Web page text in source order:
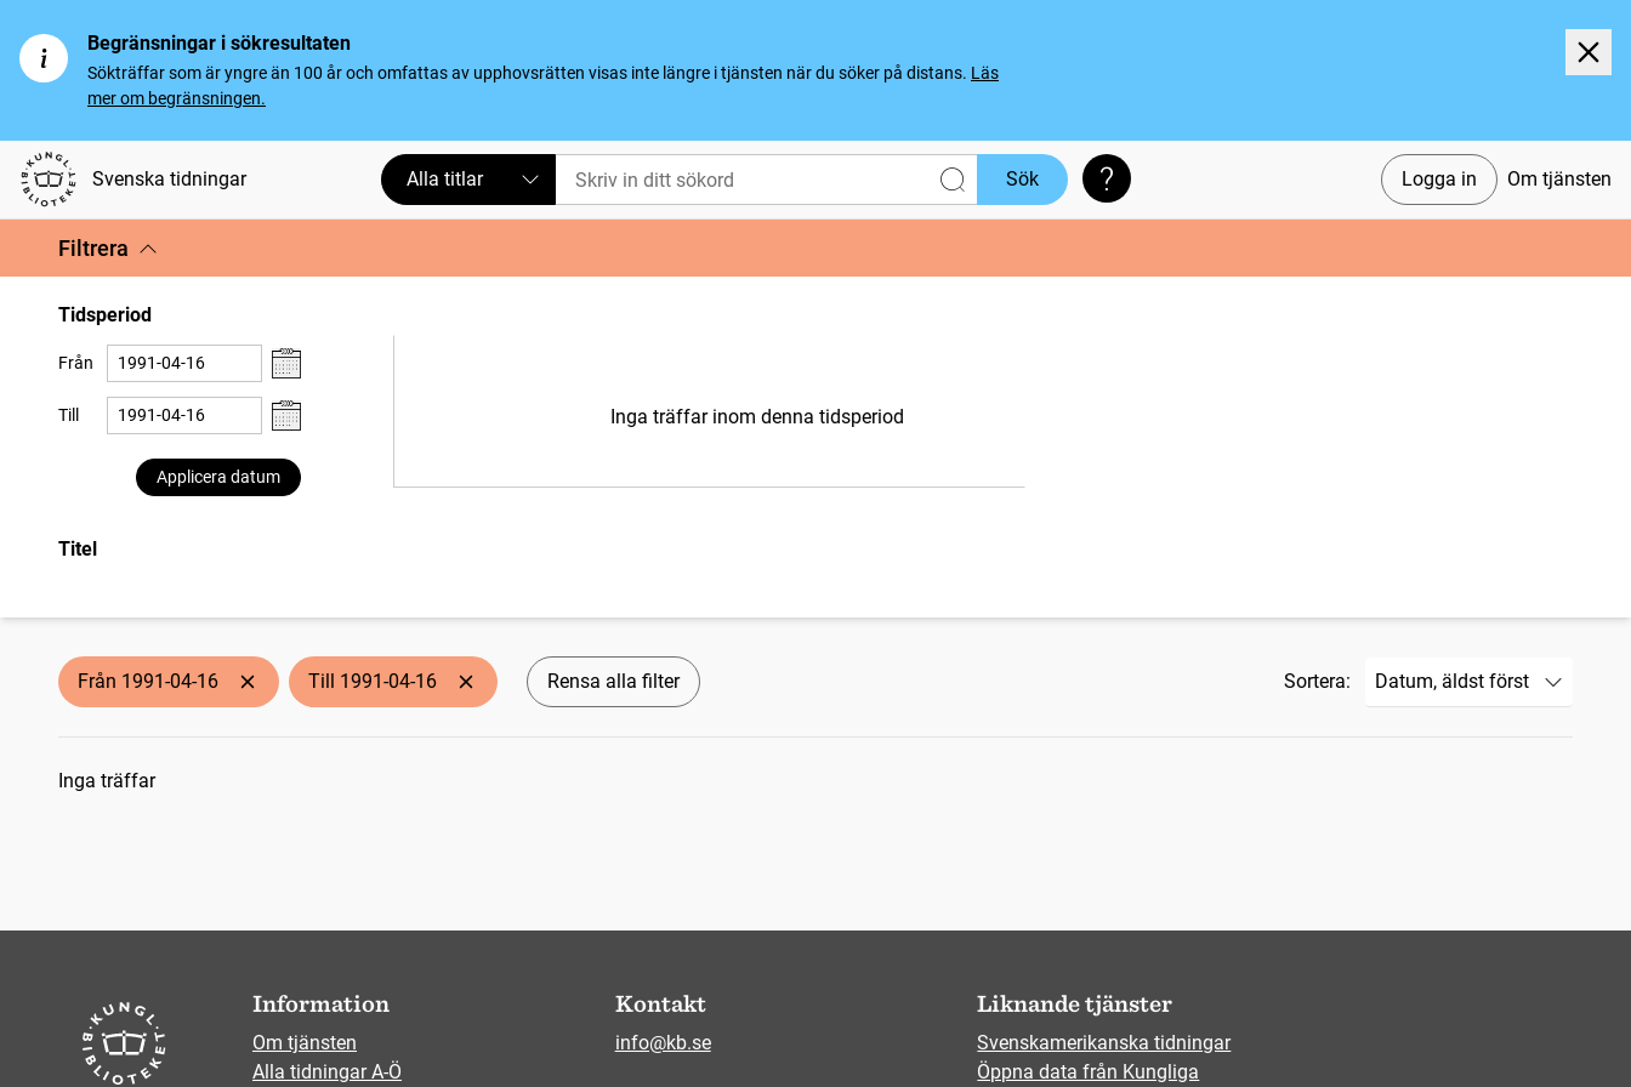
Begränsningar i sökresultaten
Sökträffar som är yngre än 100 år och omfattas av upphovsrätten visas inte längre i tjänsten när du söker på distans. Läs
mer om begränsningen.
Svenska tidningar Logga in Om tjänsten
Alla titlar Sök Söktips
Filtrera
Tidsperiod
Från
Till
Applicera datum
Inga träffar inom denna tidsperiod
Titel
Från 1991-04-16 Till 1991-04-16 Rensa alla filter Sortera:
Sökresultat
Inga träffar
Information
Om tjänsten
Alla tidningar A-Ö
Kontakt
info@kb.se
Liknande tjänster
Svenskamerikanska tidningar
Öppna data från Kungliga